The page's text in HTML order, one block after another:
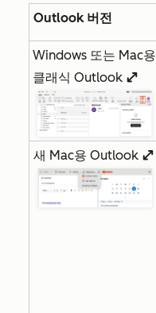
Outlook 버전
Windows 또는 Mac용
클래식 Outlook enlargeIcon
새 Mac용 Outlook enlargeIcon